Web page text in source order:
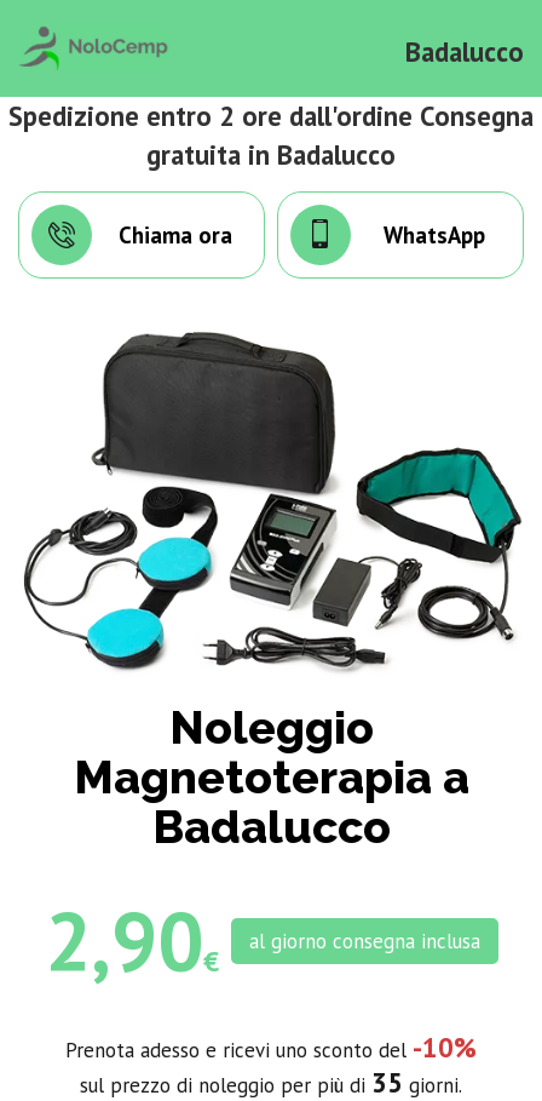
Badalucco
Spedizione entro 2 ore dall'ordine Consegna
gratuita in Badalucco
Chiama ora WhatsApp
Noleggio
Magnetoterapia a
Badalucco
2,90€
al giorno consegna inclusa
Prenota adesso e ricevi uno sconto del -10%
sul prezzo di noleggio per più di 35 giorni.